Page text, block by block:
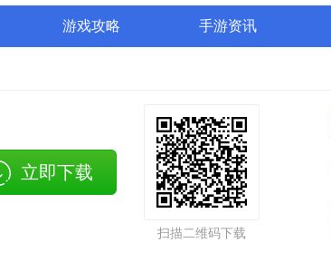
游戏攻略 手游资讯
扫描二维码下载
立即下载